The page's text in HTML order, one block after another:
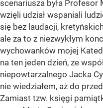
scenariusza była
wzięli udział wspaniali
się bez laudacji,
ale za to z niezwykłym
wychowanków mojej
na ten jeden dzień, ze
niepowtarzalnego Jacka
nie wiedziałem, aż do
Zamiast tzw. księgi